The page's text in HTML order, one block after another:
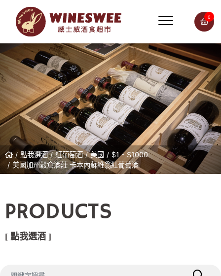
0
點我選酒 紅葡萄酒 美國
$1 - $1000
美國加州穀倉酒莊 卡本內蘇維翁紅葡萄酒
PRODUCTS
[ 點我選酒 ]